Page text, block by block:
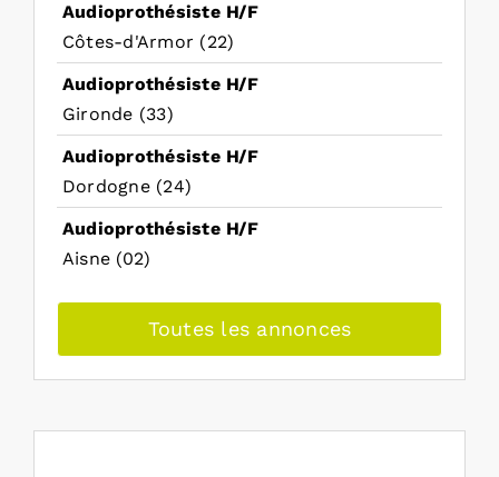
Audioprothésiste H/F
Côtes-d'Armor (22)
Audioprothésiste H/F
Gironde (33)
Audioprothésiste H/F
Dordogne (24)
Audioprothésiste H/F
Aisne (02)
Toutes les annonces